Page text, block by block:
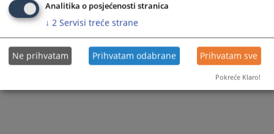
Analitika o posjećenosti stranica
↓ 2 Servisi treće strane
Ne prihvatam Prihvatam odabrane Prihvatam sve
Pokreće Klaro!